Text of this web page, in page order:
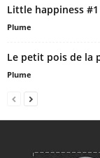
Little happiness #1
Plume
Le petit pois de la
Plume